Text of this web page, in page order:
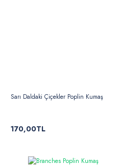
Sarı Daldaki Çiçekler Poplin Kumaş
170,00TL